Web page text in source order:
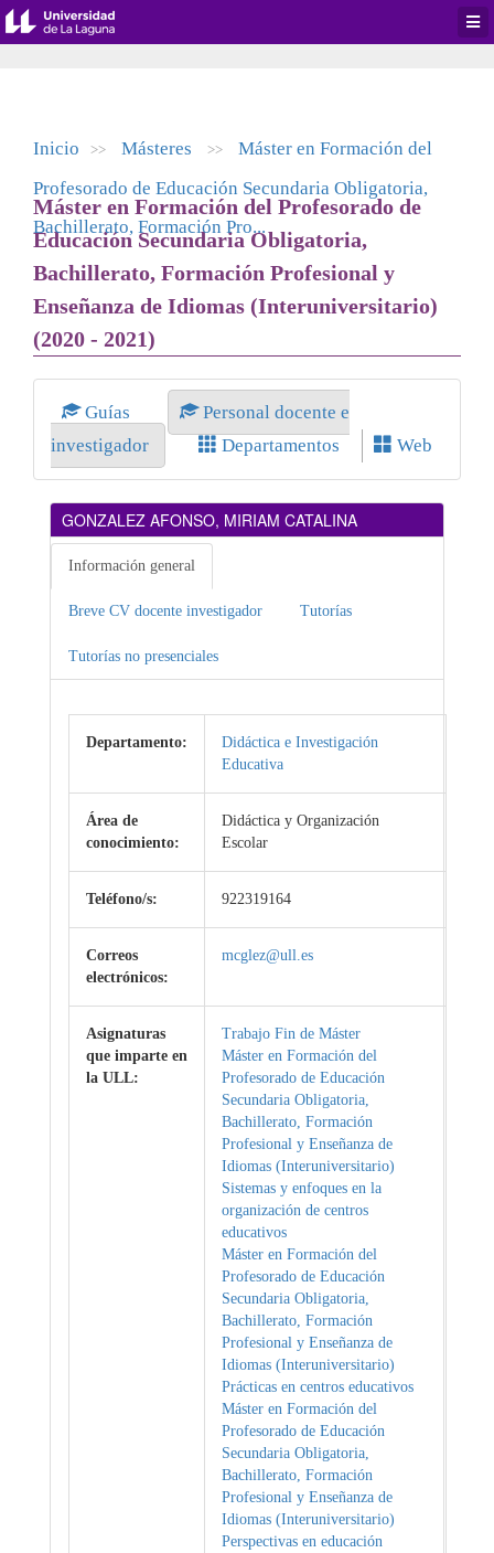
Inicio >> Másteres >>
Máster en Formación del
Profesorado de Educación Secundaria Obligatoria,
Bachillerato, Formación Pro...
Máster en Formación del Profesorado de
Educación Secundaria Obligatoria,
Bachillerato, Formación Profesional y
Enseñanza de Idiomas (Interuniversitario)
(2020 - 2021)
Guías
Personal docente e
investigador
Departamentos Web
GONZALEZ AFONSO, MIRIAM CATALINA
Información general
Breve CV docente investigador Tutorías
Tutorías no presenciales
Departamento:
Didáctica e Investigación
Educativa
Área de
conocimiento:
Didáctica y Organización
Escolar
Teléfono/s: 922319164
Correos
electrónicos:
mcglez@ull.es
Asignaturas
que imparte en
la ULL:
Trabajo Fin de Máster
Máster en Formación del
Profesorado de Educación
Secundaria Obligatoria,
Bachillerato, Formación
Profesional y Enseñanza de
Idiomas (Interuniversitario)
Sistemas y enfoques en la
organización de centros
educativos
Máster en Formación del
Profesorado de Educación
Secundaria Obligatoria,
Bachillerato, Formación
Profesional y Enseñanza de
Idiomas (Interuniversitario)
Prácticas en centros educativos
Máster en Formación del
Profesorado de Educación
Secundaria Obligatoria,
Bachillerato, Formación
Profesional y Enseñanza de
Idiomas (Interuniversitario)
Perspectivas en educación